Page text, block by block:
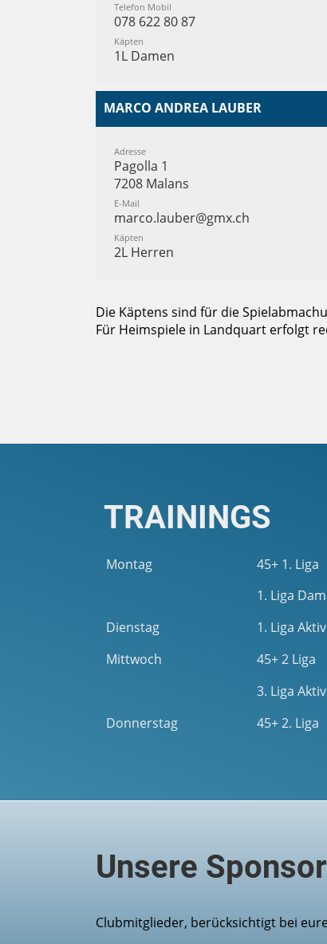
Telefon Mobil
078 622 80 87
Käpten
1L Damen
MARCO ANDREA LAUBER
Adresse
Pagolla 1
7208 Malans
E-Mail
marco.lauber@gmx.ch
Käpten
2L Herren
Die Käptens sind für die
Für Heimspiele in Landquart erfolgt
TRAININGS
Montag 45+ 1. Liga
1. Liga
Dienstag
1. Liga
Mittwoch
45+ 2 Liga
3. Liga
Donnerstag
45+ 2. Liga
Unsere
Clubmitglieder, berücksichtigt bei